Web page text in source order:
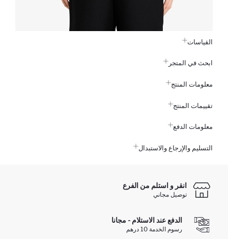
القياسات
ابحث في المتجر
معلومات المنتج
تقييمات المنتج
معلومات الدفع
التسليم والإرجاع والاستبدال
انقر و استلم من الفرع
توصيل مجاني
الدفع عند الاستلام - مجانا
رسوم الخدمة 10 درهم